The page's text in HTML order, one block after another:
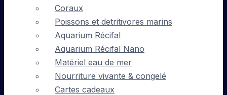
Coraux
Poissons et detritivores marins
Aquarium Récifal
Aquarium Récifal Nano
Matériel eau de mer
Nourriture vivante & congelé
Cartes cadeaux